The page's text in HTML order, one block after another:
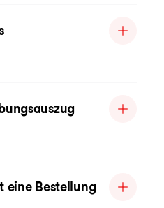
eine Bestellung